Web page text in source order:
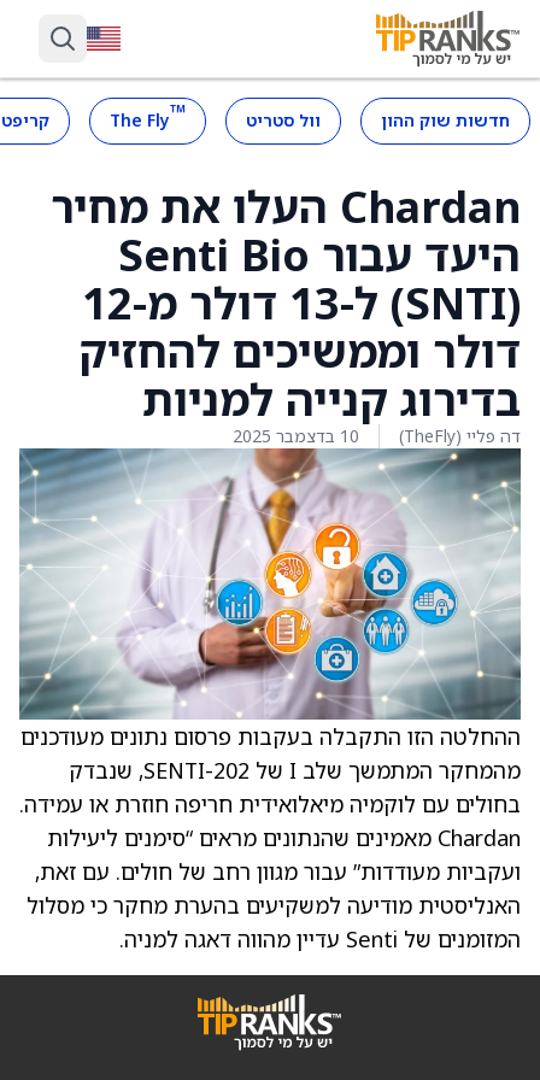
חדשות שוק ההון וול סטריט ™
The Fly
Chardan העלו את מחיר
היעד עבור Senti Bio
(SNTI) ל-13 דולר מ-12
דולר וממשיכים להחזיק
בדירוג קנייה למניות
דה פליי (TheFly) 10 בדצמבר 2025
ההחלטה הזו התקבלה בעקבות פרסום נתונים מעודכנים
מהמחקר המתמשך שלב I של SENTI-202, שנבדק
בחולים עם לוקמיה מיאלואידית חריפה חוזרת או עמידה.
Chardan מאמינים שהנתונים מראים “סימנים ליעילות
ועקביות מעודדות” עבור מגוון רחב של חולים. עם זאת,
האנליסטית מודיעה למשקיעים בהערת מחקר כי מסלול
המזומנים של Senti עדיין מהווה דאגה למניה.